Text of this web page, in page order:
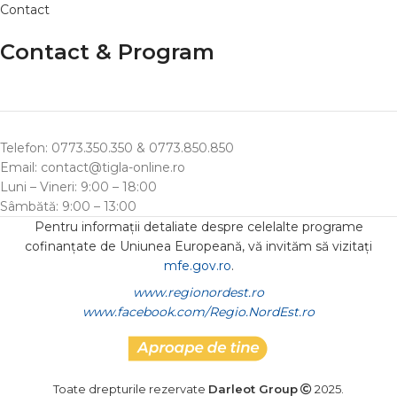
Contact
Contact & Program
Telefon: 0773.350.350 & 0773.850.850
Email: contact@tigla-online.ro
Luni – Vineri: 9:00 – 18:00
Sâmbătă: 9:00 – 13:00
Pentru informații detaliate despre celelalte programe
cofinanțate de Uniunea Europeană, vă invităm să vizitați
mfe.gov.ro.
www.regionordest.ro
www.facebook.com/Regio.NordEst.ro
Toate drepturile rezervate Darleot Group 2025.